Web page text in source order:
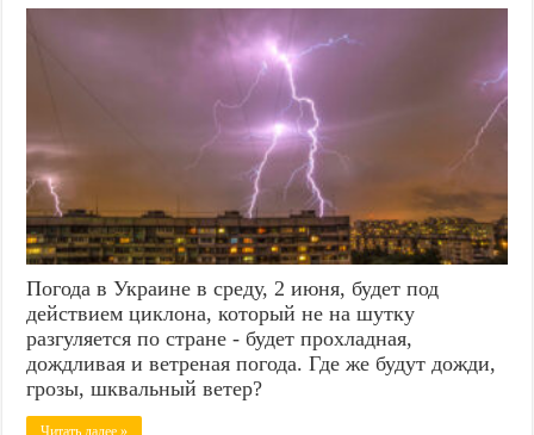
Погода в Украине в среду, 2 июня, будет под
действием циклона, который не на шутку
разгуляется по стране - будет прохладная,
дождливая и ветреная погода. Где же будут дожди,
грозы, шквальный ветер?
Читать далее »